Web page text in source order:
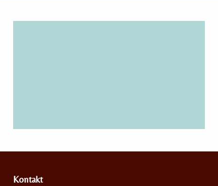
Zurück zur Hauptnavigation springen
Kontakt